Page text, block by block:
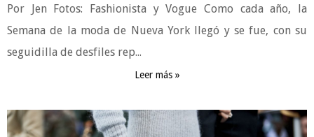
Por Jen Fotos: Fashionista y Vogue Como cada año, la
Semana de la moda de Nueva York llegó y se fue, con su
seguidilla de desfiles rep...
Leer más »